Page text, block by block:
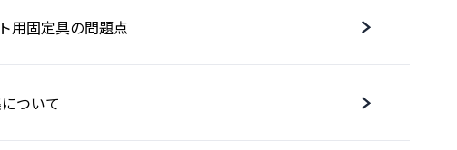
用固定具の問題点
ついて